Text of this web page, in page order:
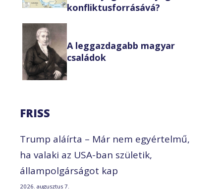
konfliktusforrásává?
A leggazdagabb magyar
családok
FRISS
Trump aláírta – Már nem egyértelmű,
ha valaki az USA-ban születik,
állampolgárságot kap
2026. augusztus 7.